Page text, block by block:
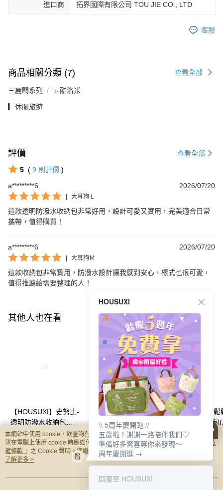
進口商 拓界國際有限公司 TOU JIE CO., LTD
客服
商品相關分類 (7) 查看全部
三麗鷗系列 ﹥酷洛米
▎休閒旅遊
評價 查看全部
5 ( 9 則評價 )
a*********6
2026/07/20
大耳狗Ｌ
這款透明防潑水收納包非常好用，設計可愛又實用，完美適合日常
攜帶，值得購買！
a*********6 2026/07/20
大耳狗Ｍ
這款收納包非常實用，防潑水設計讓我感到安心，樣式也很可愛，
值得推薦給需要整理的人！
其他人也在看
【HOUSUXI】史努比-
透明防潑水收納包
M/L(尺寸可任選)【5周
年慶↘三件75折】
NT$225
【HOUSUXI】哆啦A
夢-透明防潑水收納包
M/L(尺寸可任選)【5周
年慶↘三件75折】
NT$225
【HOUSUXI】鬆
族-防潑水收納包
任選)【5周年慶
75折】
NT$320
全站排行
本網站中使用 cookie，欲查詢有關本網站使用 cookie 方式之詳情，及若您不希
望在電腦上使用 cookie 時應如何變更電腦的 cookie 設定，請參閱本網站「
隱私
權條款 」之 Cookie 聲明。您繼續使用本網站即表示您同意本公司得按本網站使
用條款之 Cookie 聲明使用 cookie。
了解更多 >
HOUSUXI
\\ 5周年慶開跑 //
五歲啦！謝謝一路陪伴我們♡
準備好多驚喜等你來發現～
周年慶開逛 →
回覆至 HOUSUXI